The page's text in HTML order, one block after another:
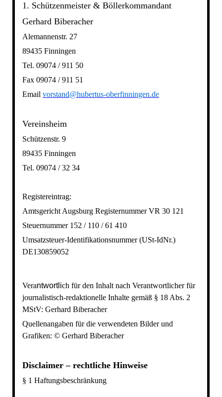
1. Schützenmeister & Böllerkommandant
Gerhard Biberacher
Alemannenstr. 27
89435 Finningen
Tel. 09074 / 911 50
Fax 09074 / 911 51
Email vorstand@hubertus-oberfinningen.de
Vereinsheim
Schützenstr. 9
89435 Finningen
Tel. 09074 / 32 34
Registereintrag:
Amtsgericht Augsburg Registernummer VR 30 121
Steuernummer 152 / 110 / 61 410
Umsatzsteuer-Identifikationsnummer (USt-IdNr.)
DE130859052
Verantwortlich für den Inhalt nach Verantwortlicher für
journalistisch-redaktionelle Inhalte gemäß § 18 Abs. 2
MStV: Gerhard Biberacher
Quellenangaben für die verwendeten Bilder und
Grafiken: © Gerhard Biberacher
Disclaimer – rechtliche Hinweise
§ 1 Haftungsbeschränkung